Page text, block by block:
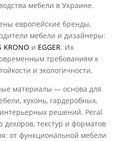
мебели в Украине.
европейские бренды,
мебели и дизайнеры:
KRONO и EGGER. Их
требованиям к
и экологичности.
материалы — основа для
кухонь, гардеробных,
решений. Peral
текстур и форматов
от функциональной мебели